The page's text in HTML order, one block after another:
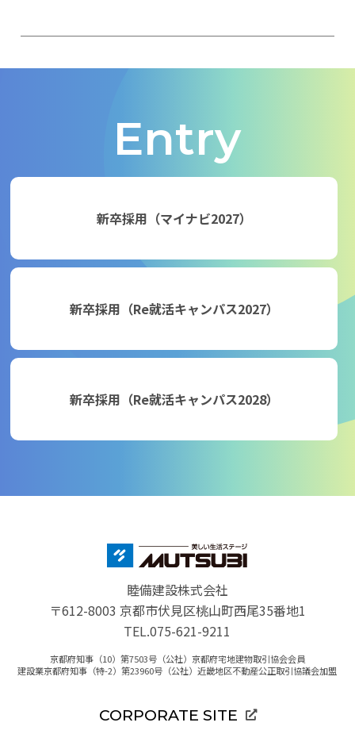
Entry
新卒採用（マイナビ2027）
新卒採用（Re就活キャンパス2027）
新卒採用（Re就活キャンパス2028）
睦備建設株式会社
〒612-8003 京都市伏見区桃山町西尾35番地1
TEL.075-621-9211
京都府知事（10）第7503号（公社）京都府宅地建物取引協会会員
建設業京都府知事（特-2）第23960号（公社）近畿地区不動産公正取引協議会加盟
CORPORATE SITE